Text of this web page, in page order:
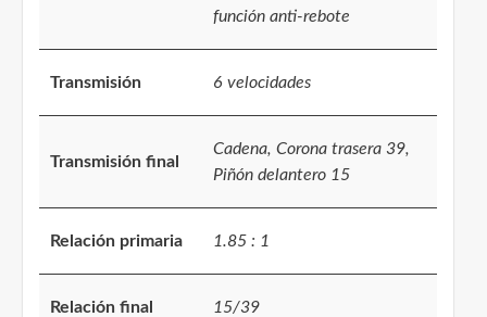
función anti-rebote
Transmisión 6 velocidades
Transmisión final
Cadena, Corona trasera 39,
Piñón delantero 15
Relación primaria 1.85 : 1
Relación final 15/39